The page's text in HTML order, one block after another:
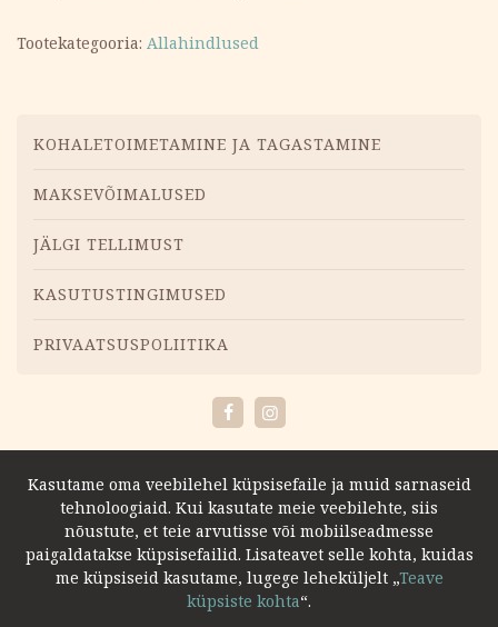
Tootekategooria: Allahindlused
Menüü
KOHALETOIMETAMINE JA TAGASTAMINE
MAKSEVÕIMALUSED
JÄLGI TELLIMUST
KASUTUSTINGIMUSED
PRIVAATSUSPOLIITIKA
FacebookInstagram
Kasutame oma veebilehel küpsisefaile ja muid sarnaseid
tehnoloogiaid. Kui kasutate meie veebilehte, siis
nõustute, et teie arvutisse või mobiilseadmesse
paigaldatakse küpsisefailid. Lisateavet selle kohta, kuidas
me küpsiseid kasutame, lugege leheküljelt „Teave
küpsiste kohta“.